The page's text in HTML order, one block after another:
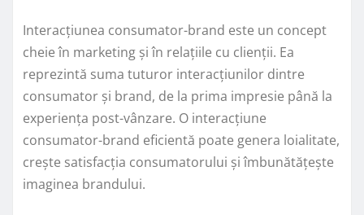
Interacțiunea consumator-brand este un concept
cheie în marketing și în relațiile cu clienții. Ea
reprezintă suma tuturor interacțiunilor dintre
consumator și brand, de la prima impresie până la
experiența post-vânzare. O interacțiune
consumator-brand eficientă poate genera loialitate,
crește satisfacția consumatorului și îmbunătățește
imaginea brandului.